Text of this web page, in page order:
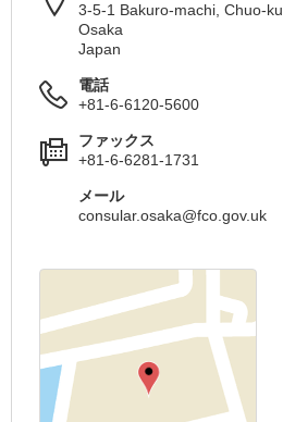
3-5-1 Bakuro-machi, Chuo-ku
Osaka
Japan
電話
+81-6-6120-5600
ファックス
+81-6-6281-1731
メール
consular.osaka@fco.gov.uk